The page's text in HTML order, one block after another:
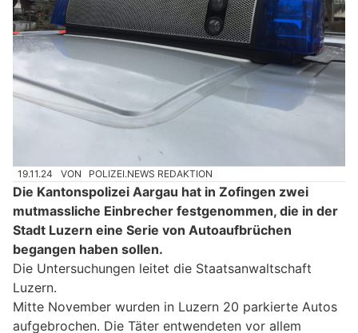
19.11.24 VON POLIZEI.NEWS REDAKTION
Die Kantonspolizei Aargau hat in Zofingen zwei
mutmassliche Einbrecher festgenommen, die in der
Stadt Luzern eine Serie von Autoaufbrüchen
begangen haben sollen.
Die Untersuchungen leitet die Staatsanwaltschaft
Luzern.
Mitte November wurden in Luzern 20 parkierte Autos
aufgebrochen. Die Täter entwendeten vor allem